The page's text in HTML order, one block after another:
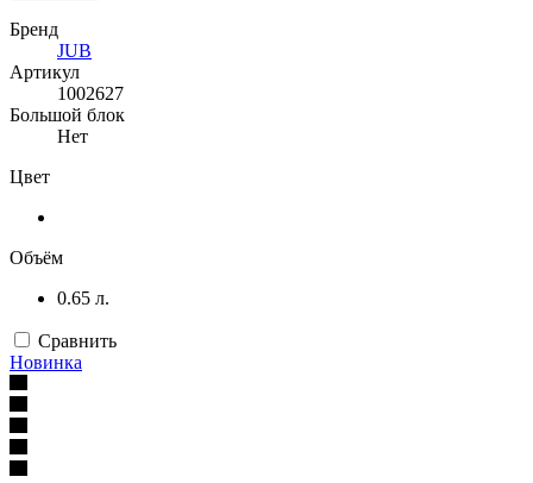
Бренд
JUB
Артикул
1002627
Большой блок
Нет
Цвет
Объём
0.65 л.
Сравнить
Новинка